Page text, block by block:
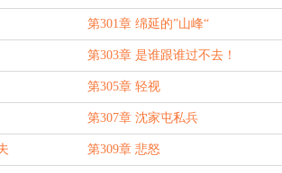
第301章 绵延的”山峰“
第303章 是谁跟谁过不去！
第305章 轻视
第307章 沈家屯私兵
第309章 悲怒